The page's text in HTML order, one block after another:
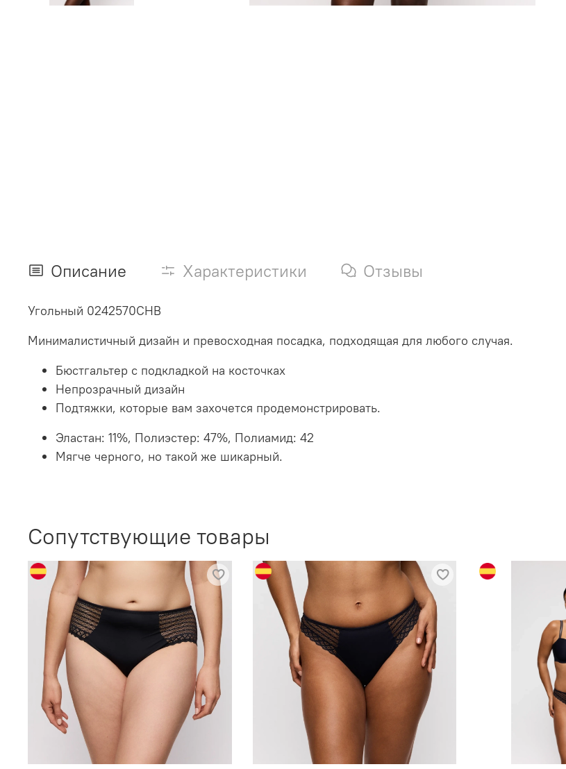
Описание Характеристики Отзывы
Угольный 0242570CHB
Минималистичный дизайн и превосходная посадка, подходящая для любого случая.
Бюстгальтер с подкладкой на косточках
Непрозрачный дизайн
Подтяжки, которые вам захочется продемонстрировать.
Эластан: 11%, Полиэстер: 47%, Полиамид: 42
Мягче черного, но такой же шикарный.
Сопутствующие товары